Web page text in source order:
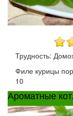
Трудность:
Филе курицы
10
Ароматные